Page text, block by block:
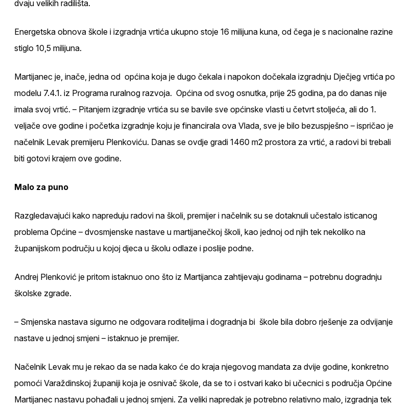
dvaju velikih radilišta.
Energetska obnova škole i izgradnja vrtića ukupno stoje 16 milijuna kuna, od čega je s nacionalne razine
stiglo 10,5 milijuna.
Martijanec je, inače, jedna od općina koja je dugo čekala i napokon dočekala izgradnju Dječjeg vrtića po
modelu 7.4.1. iz Programa ruralnog razvoja. Općina od svog osnutka, prije 25 godina, pa do danas nije
imala svoj vrtić. – Pitanjem izgradnje vrtića su se bavile sve općinske vlasti u četvrt stoljeća, ali do 1.
veljače ove godine i početka izgradnje koju je financirala ova Vlada, sve je bilo bezuspješno – ispričao je
načelnik Levak premijeru Plenkoviću. Danas se ovdje gradi 1460 m2 prostora za vrtić, a radovi bi trebali
biti gotovi krajem ove godine.
Malo za puno
Razgledavajući kako napreduju radovi na školi, premijer i načelnik su se dotaknuli učestalo isticanog
problema Općine – dvosmjenske nastave u martijanečkoj školi, kao jednoj od njih tek nekoliko na
županijskom području u kojoj djeca u školu odlaze i poslije podne.
Andrej Plenković je pritom istaknuo ono što iz Martijanca zahtijevaju godinama – potrebnu dogradnju
školske zgrade.
– Smjenska nastava sigurno ne odgovara roditeljima i dogradnja bi škole bila dobro rješenje za odvijanje
nastave u jednoj smjeni – istaknuo je premijer.
Načelnik Levak mu je rekao da se nada kako će do kraja njegovog mandata za dvije godine, konkretno
pomoći Varaždinskoj županiji koja je osnivač škole, da se to i ostvari kako bi učecnici s područja Općine
Martijanec nastavu pohađali u jednoj smjeni. Za veliki napredak je potrebno relativno malo, izgradnja tek